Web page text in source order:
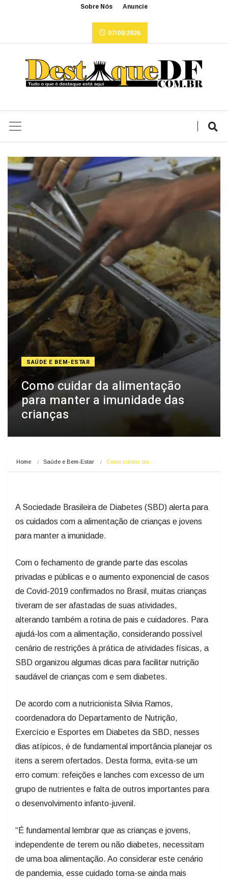
Sobre Nós Anuncie
07/08/2026
SAÚDE E BEM-ESTAR
Como cuidar da alimentação
para manter a imunidade das
crianças
Home Saúde e Bem-Estar Como cuidar da…
A Sociedade Brasileira de Diabetes (SBD) alerta para
os cuidados com a alimentação de crianças e jovens
para manter a imunidade.
Com o fechamento de grande parte das escolas
privadas e públicas e o aumento exponencial de casos
de Covid-2019 confirmados no Brasil, muitas crianças
tiveram de ser afastadas de suas atividades,
alterando também a rotina de pais e cuidadores. Para
ajudá-los com a alimentação, considerando possível
cenário de restrições à prática de atividades físicas, a
SBD organizou algumas dicas para facilitar nutrição
saudável de crianças com e sem diabetes.
De acordo com a nutricionista Silvia Ramos,
coordenadora do Departamento de Nutrição,
Exercício e Esportes em Diabetes da SBD, nesses
dias atípicos, é de fundamental importância planejar os
itens a serem ofertados. Desta forma, evita-se um
erro comum: refeições e lanches com excesso de um
grupo de nutrientes e falta de outros importantes para
o desenvolvimento infanto-juvenil.
“É fundamental lembrar que as crianças e jovens,
independente de terem ou não diabetes, necessitam
de uma boa alimentação. Ao considerar este cenário
de pandemia, esse cuidado torna-se ainda mais